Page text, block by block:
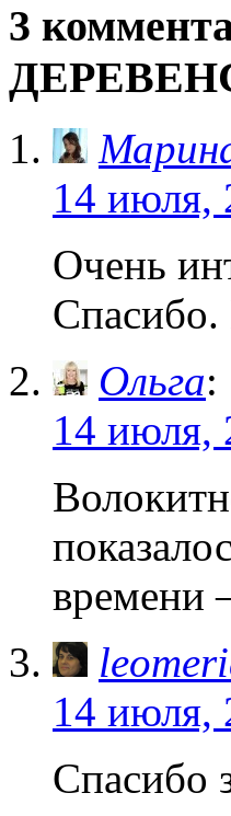
3
14 июля,
Очень
Спасибо.
Ольга:
14 июля,
времени
14 июля,
Спасибо